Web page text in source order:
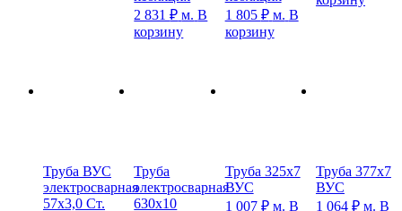
2 831₽ м. В
корзину
1 805 ₽ м. В
корзину
Труба ВУС
электросварная
57х3,0 Ст.
Труба
электросварная
630х10
Труба 325х7
ВУС
1 007 ₽ м. В
Труба 377х7
ВУС
1 064 ₽ м. В